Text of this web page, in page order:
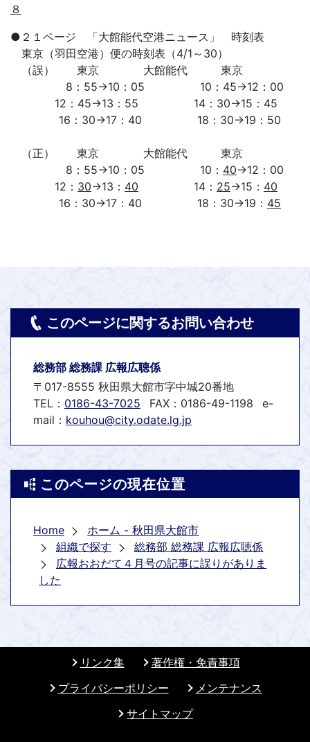
８
●２１ページ 「大館能代空港ニュース」 時刻表
東京（羽田空港）便の時刻表（4/1～30）
（誤） 東京 大館能代 東京
8：55→10：05 10：45→12：00
12：45→13：55 14：30→15：45
16：30→17：40 18：30→19：50
（正） 東京 大館能代 東京
8：55→10：05 10： 40→12：00
12： 30→13： 40 14： 25→15： 40
16：30→17：40 18：30→19： 45
このページに関するお問い合わせ
総務部 総務課 広報広聴係
〒017-8555 秋田県大館市字中城20番地
TEL： 0186-43-7025 FAX：0186-49-1198
e-
mail： kouhou@city.odate.lg.jp
このページの現在位置
Home
ホーム - 秋田県大館市
組織で探す
総務部 総務課 広報広聴係
広報おおだて４月号の記事に誤りがありま
した
リンク集
著作権・免責事項
プライバシーポリシー
メンテナンス
サイトマップ